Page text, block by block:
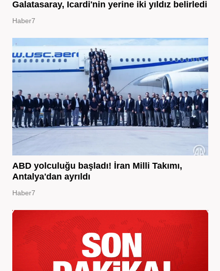
Galatasaray, Icardi'nin yerine iki yıldız belirledi
Haber7
ABD yolculuğu başladı! İran Milli Takımı,
Antalya'dan ayrıldı
Haber7